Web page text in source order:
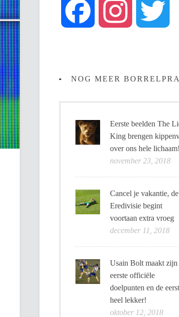
Facebook Instagram
NOG MEER
Eerste beelden The
King brengen
over ons hele lichaam!
november 23, 2018
Cancel je vakantie, de
Eredivisie begint
voortaan extra vroeg
december 11, 2018
Usain Bolt maakt zijn
eerste officiële
doelpunten en de
heel lekker!
oktober 12, 2018